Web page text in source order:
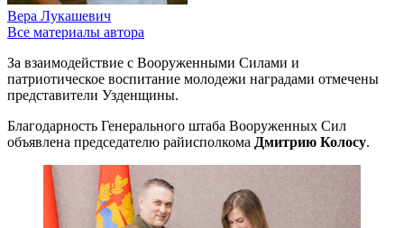
Вера Лукашевич
Все материалы автора
За взаимодействие с Вооруженными Силами и
патриотическое воспитание молодежи наградами отмечены
представители Узденщины.
Благодарность Генерального штаба Вооруженных Сил
объявлена председателю райисполкома Дмитрию Колосу.